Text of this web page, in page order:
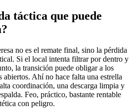
táctica que puede
no es el remate final, sino la pérdida
Si el local intenta filtrar por dentro y
la transición puede obligar a los
abiertos. Ahí no hace falta una estrella
coordinación, una descarga limpia y
Feo, práctico, bastante rentable
con peligro.